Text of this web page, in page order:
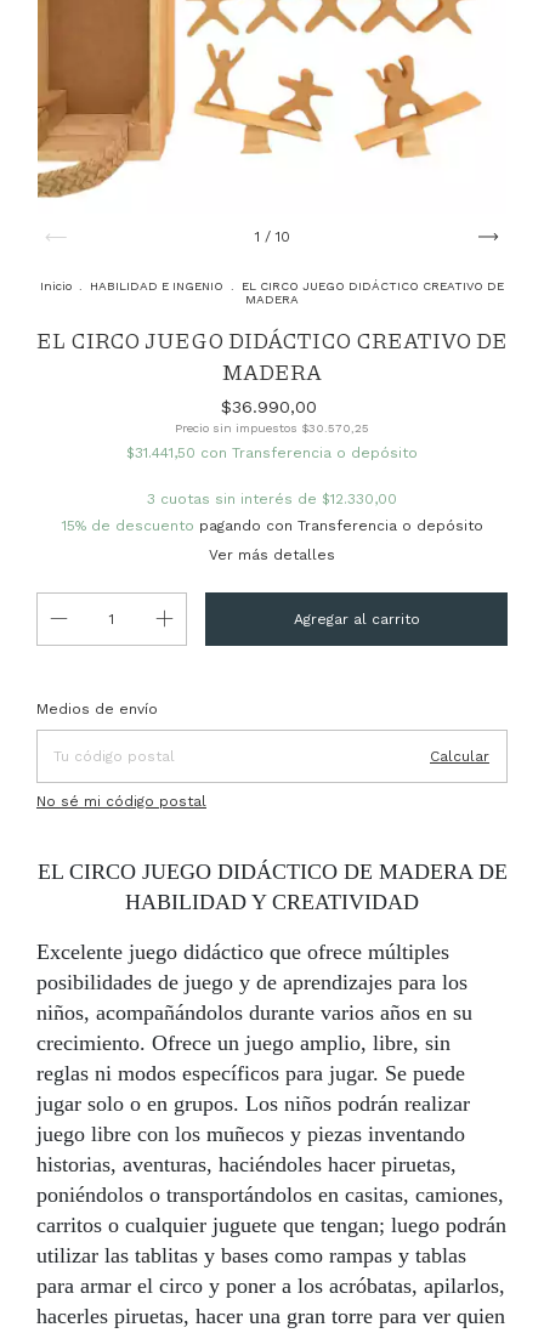
1 /10
Inicio HABILIDAD E INGENIO
EL CIRCO JUEGO DIDÁCTICO CREATIVO DE
MADERA
EL CIRCO JUEGO DIDÁCTICO CREATIVO DE
MADERA
$36.990,00
Precio sin impuestos $30.570,25
$31.441,50 con Transferencia o depósito
3 cuotas sin interés de $12.330,00
15% de descuento pagando con Transferencia o depósito
Ver más detalles
Entregas para el CP:
Medios de envío
Calcular
No sé mi código postal
EL CIRCO JUEGO DIDÁCTICO DE MADERA DE
HABILIDAD Y CREATIVIDAD
Excelente juego didáctico que ofrece múltiples
posibilidades de juego y de aprendizajes para los
niños, acompañándolos durante varios años en su
crecimiento. Ofrece un juego amplio, libre, sin
reglas ni modos específicos para jugar. Se puede
jugar solo o en grupos. Los niños podrán realizar
juego libre con los muñecos y piezas inventando
historias, aventuras, haciéndoles hacer piruetas,
poniéndolos o transportándolos en casitas, camiones,
carritos o cualquier juguete que tengan; luego podrán
utilizar las tablitas y bases como rampas y tablas
para armar el circo y poner a los acróbatas, apilarlos,
hacerles piruetas, hacer una gran torre para ver quien